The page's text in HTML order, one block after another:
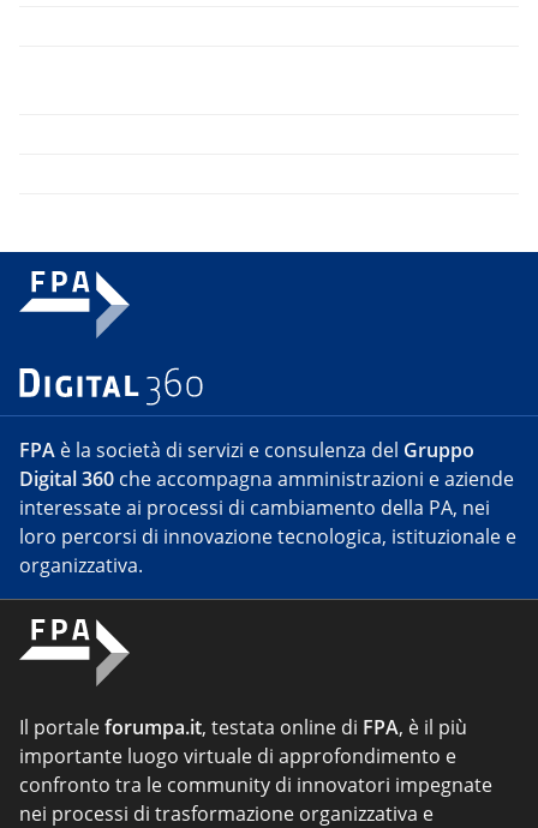
FPA è la società di servizi e consulenza del Gruppo
Digital 360 che accompagna amministrazioni e aziende
interessate ai processi di cambiamento della PA, nei
loro percorsi di innovazione tecnologica, istituzionale e
organizzativa.
Il portaleforumpa.it, testata online di FPA, è il più
importante luogo virtuale di approfondimento e
confronto tra le community di innovatori impegnate
nei processi di trasformazione organizzativa e